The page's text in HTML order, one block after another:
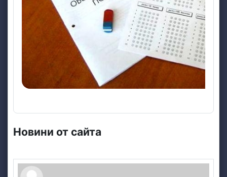
Новини от сайта